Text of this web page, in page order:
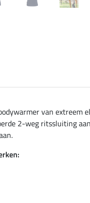
van extreem
2-weg ritssluiting